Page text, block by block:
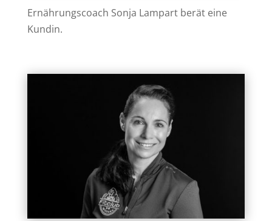
Ernährungscoach Sonja Lampart berät eine
Kundin.